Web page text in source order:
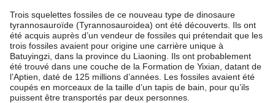
Trois squelettes fossiles de ce nouveau type de dinosaure
tyrannosauroïde (Tyrannosauroidea) ont été découverts. Ils ont
été acquis auprès d’un vendeur de fossiles qui prétendait que les
trois fossiles avaient pour origine une carrière unique à
Batuyingzi, dans la province du Liaoning. Ils ont probablement
été trouvé dans une couche de la Formation de Yixian, datant de
l’Aptien, daté de 125 millions d’années. Les fossiles avaient été
coupés en morceaux de la taille d’un tapis de bain, pour qu’ils
puissent être transportés par deux personnes.